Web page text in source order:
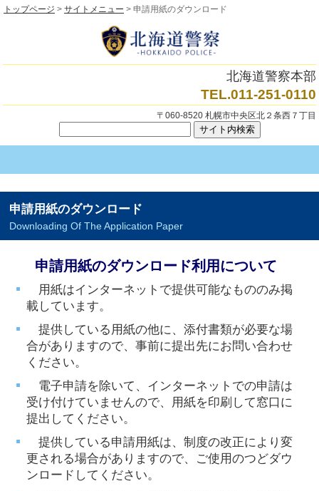
トップページ > サイトメニュー > 申請用紙のダウンロード
北海道警察本部
TEL.011-251-0110
〒060-8520 札幌市中央区北２条西７丁目
申請用紙のダウンロード
Downloading Of The Application Paper
申請用紙のダウンロード利用について
用紙はインターネットで提供可能なもののみ掲
載しています。
提供している用紙の他に、添付書類が必要な場
合がありますので、事前に提出先にお問い合わせ
ください。
電子申請を除いて、インターネットでの申請は
受け付けていませんので、用紙を印刷して窓口に
提出してください。
提供している申請用紙は、制度の改正により変
更される場合がありますので、ご使用のつどダウ
ンロードしてください。